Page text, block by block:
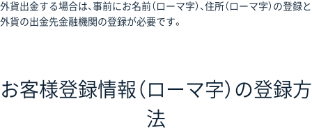
外貨出金する場合は、事前にお名前（ローマ字）、住所（ローマ字）の登録と
外貨の出金先金融機関の登録が必要です。
お客様登録情報（ローマ字）の登録方
法